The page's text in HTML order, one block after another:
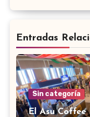
Entradas
Sin categoría
El Asu